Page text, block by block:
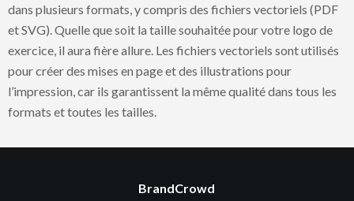
dans plusieurs formats, y compris des fichiers vectoriels (PDF
et SVG). Quelle que soit la taille souhaitée pour votre logo de
exercice, il aura fière allure. Les fichiers vectoriels sont utilisés
pour créer des mises en page et des illustrations pour
l’impression, car ils garantissent la même qualité dans tous les
formats et toutes les tailles.
BrandCrowd